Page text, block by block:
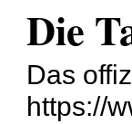
Die
Das
https://